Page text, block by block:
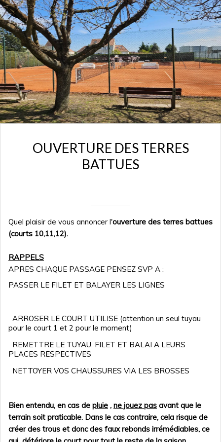
OUVERTURE DES TERRES
BATTUES
Quel plaisir de vous annoncer l'ouverture des terres battues
(courts 10,11,12).‍
RAPPELS
APRES CHAQUE PASSAGE PENSEZ SVP A :
PASSER LE FILET ET BALAYER LES LIGNES
ARROSER LE COURT UTILISE (attention un seul tuyau
pour le court 1 et 2 pour le moment)
REMETTRE LE TUYAU, FILET ET BALAI A LEURS
PLACES RESPECTIVES
NETTOYER VOS CHAUSSURES VIA LES BROSSES
Bien entendu, en cas de pluie , ne jouez pas avant que le
terrain soit praticable. Dans le cas contraire, cela risque de
créer des trous et donc des faux rebonds irrémédiables, ce